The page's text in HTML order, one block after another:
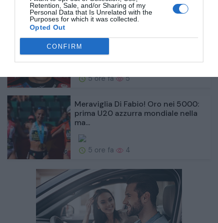
Retention, Sale, and/or Sharing of my
Personal Data that Is Unrelated with the
Purposes for which it was collected.
Opted Out
CONFIRM
5 ore fa 6
Marquez dopo il flop nella Sprint:
"In gara difficile andare oltre il ...
5 ore fa 5
Meraviglia Di Fabio! Oro nei 5000:
prima U20 azzurra mondiale nella
ma...
5 ore fa 4